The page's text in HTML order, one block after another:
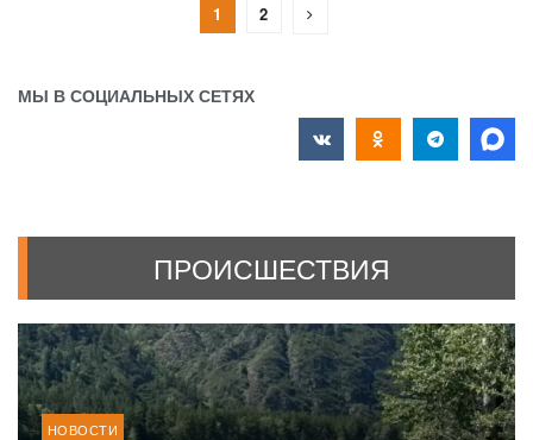
1 2
МЫ В СОЦИАЛЬНЫХ СЕТЯХ
ПРОИСШЕСТВИЯ
НОВОСТИ